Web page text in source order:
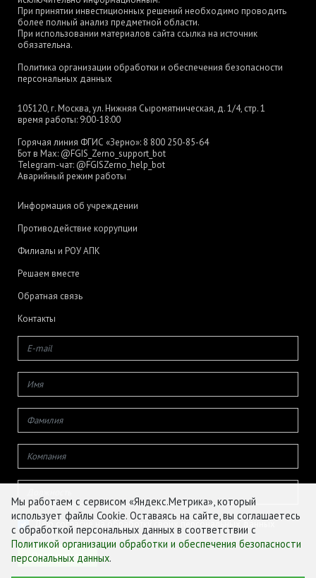
При принятии инвестиционных решений необходимо проводить
более полный анализ предметной области.
При использовании материалов сайта ссылка на источник
обязательна.
Политика организации обработки и обеспечения безопасности
персональных данных
105120, г. Москва, ул. Нижняя Сыромятническая, д. 1/4, стр. 1
время работы: 9:00-18:00
Горячая линия ФГИС «Зерно»: 8 800 250-85-64
Бот в Max: @FGIS_Zerno_support_bot
Telegram-чат: @FGISZerno_help_bot
Аварийный режим работы
Информация об учреждении
Противодействие коррупции
Филиалы и РОУ АПК
Решаем вместе
Обратная связь
Контакты
Даю согласие на обработку своих персональных данных
Мы работаем с сервисом «Яндекс.Метрика», который
использует файлы Cookie. Оставаясь на сайте, вы соглашаетесь
с обработкой персональных данных в соответствии с
Политикой организации обработки и обеспечения безопасности
персональных данных.